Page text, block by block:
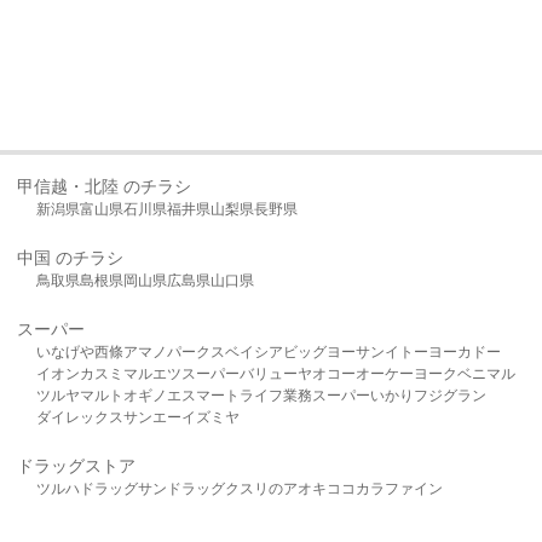
甲信越・北陸 のチラシ
新潟県富山県石川県福井県山梨県長野県
中国 のチラシ
鳥取県島根県岡山県広島県山口県
スーパー
いなげや西條アマノパークスベイシア ビッグヨーサンイトーヨーカドー
イオンカスミ マルエツスーパーバリューヤオコーオーケー ヨークベニマル
ツルヤマルト オギノ エスマート ライフ業務スーパーいかり フジグラン
ダイレックスサンエーイズミヤ
ドラッグストア
ツルハドラッグサンドラッグクスリのアオキ ココカラファイン